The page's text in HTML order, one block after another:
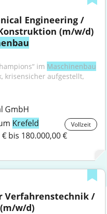
Engineering /
(m/w/d)
im Maschinenbau
krisensicher aufgestellt,
GmbH
Krefeld Vollzeit
bis 180.000,00 €
Bauüberwacher Verfahrenstechnik /
(m/w/d)